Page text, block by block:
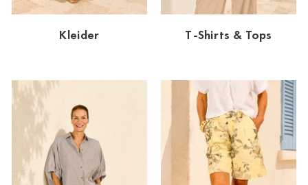
Dornbirn
Dortmund-Hombruch
Essen
HH-AEZ
HH-EEZ
HH-Eppendorf
Kleider T-Shirts & Tops